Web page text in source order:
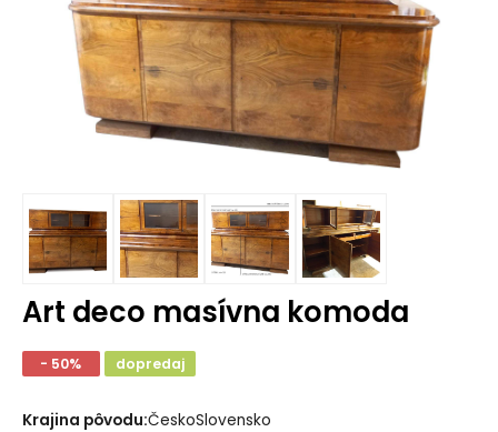
Art deco masívna komoda
- 50% dopredaj
Krajina pôvodu:ČeskoSlovensko